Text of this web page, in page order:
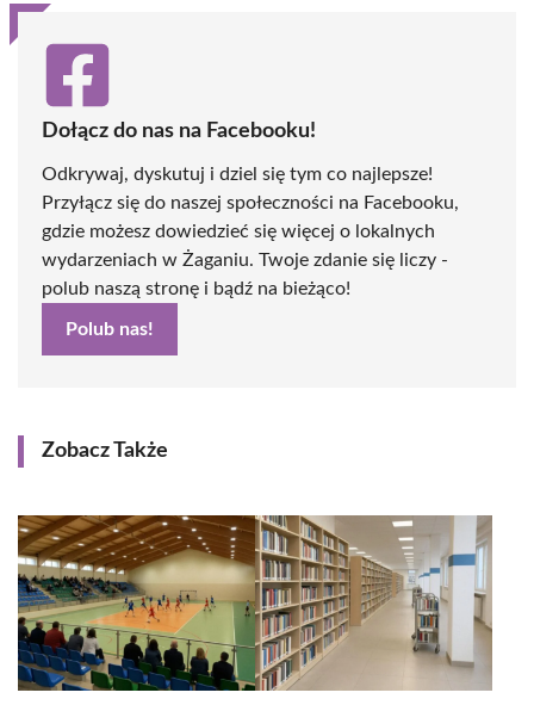
Dołącz do nas na Facebooku!
Odkrywaj, dyskutuj i dziel się tym co najlepsze!
Przyłącz się do naszej społeczności na Facebooku,
gdzie możesz dowiedzieć się więcej o lokalnych
wydarzeniach w Żaganiu. Twoje zdanie się liczy -
polub naszą stronę i bądź na bieżąco!
Polub nas!
Zobacz Także